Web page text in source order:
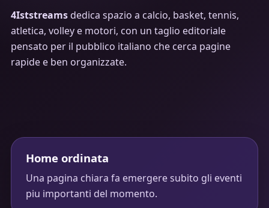
4Iststreamsdedica spazio a calcio, basket, tennis,
atletica, volley e motori, con un taglio editoriale
pensato per il pubblico italiano che cerca pagine
rapide e ben organizzate.
Home ordinata
Una pagina chiara fa emergere subito gli eventi
piu importanti del momento.